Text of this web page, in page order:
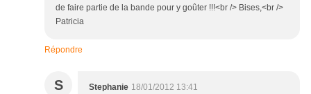
de faire partie de la bande pour y goûter !!!<br /> Bises,<br />
Patricia
Répondre
S Stephanie 18/01/2012 13:41